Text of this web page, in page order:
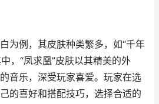
为例，其皮肤种类繁多，如“千年
，“凤求凰”皮肤以其精美的外
音乐，深受玩家喜爱。玩家在选
的喜好和搭配技巧，选择合适的